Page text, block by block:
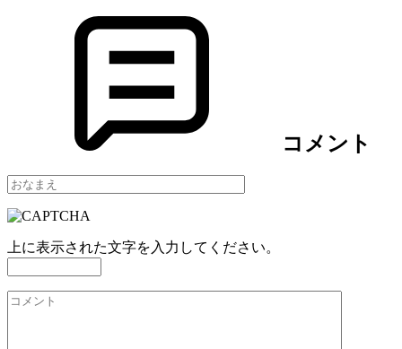
コメント
上に表示された文字を入力してください。